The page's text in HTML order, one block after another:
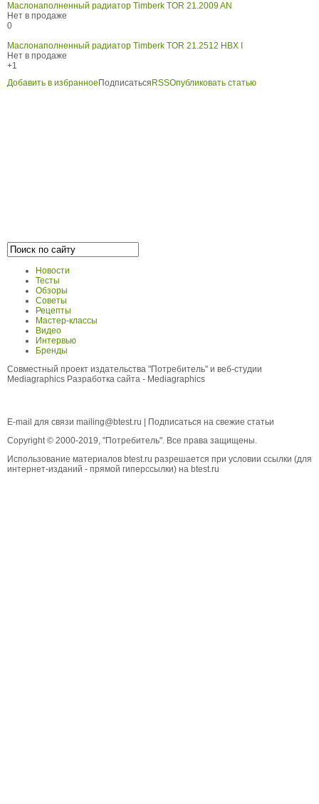
Маслонаполненный радиатор Timberk TOR 21.2009 AN
Нет в продаже
0
Маслонаполненный радиатор Timberk TOR 21.2512 HBX I
Нет в продаже
+1
Добавить в избранное Подписаться RSSОпубликовать статью
Новости
Тесты
Обзоры
Советы
Рецепты
Мастер-классы
Видео
Интервью
Бренды
Совместный проект издательства "Потребитель" и веб-студии
Mediagraphics Разработка сайта - Mediagraphics
E-mail для связи mailing@btest.ru
Подписаться на свежие статьи
Copyright © 2000-2019, "Потребитель". Все права защищены.
Использование материалов btest.ru разрешается при условии ссылки (для
интернет-изданий - прямой гиперссылки) на btest.ru